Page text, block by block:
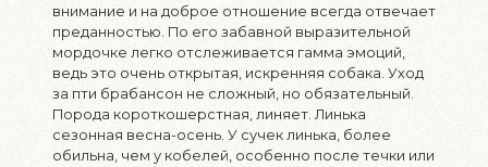
внимание и на доброе отношение всегда отвечает
преданностью. По его забавной выразительной
мордочке легко отслеживается гамма эмоций,
ведь это очень открытая, искренняя собака. Уход
за пти брабансон не сложный, но обязательный.
Порода короткошерстная, линяет. Линька
сезонная весна-осень. У сучек линька, более
обильна, чем у кобелей, особенно после течки или